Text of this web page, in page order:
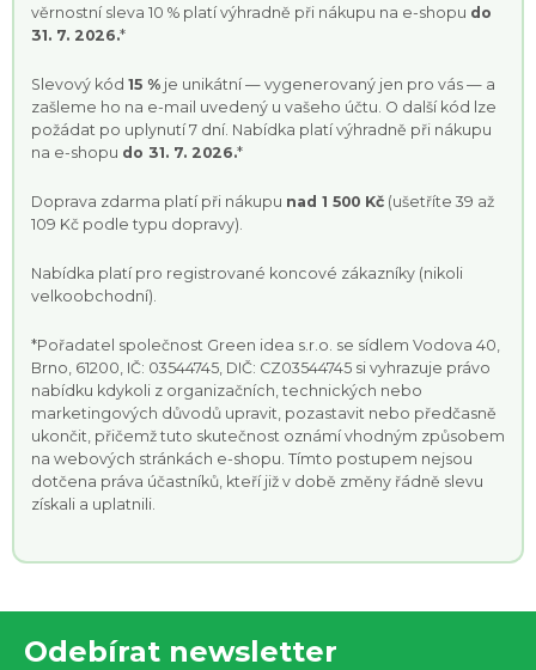
věrnostní sleva 10 % platí výhradně při nákupu na e-shopu do
31. 7. 2026.*
Slevový kód 15 % je unikátní — vygenerovaný jen pro vás — a
zašleme ho na e-mail uvedený u vašeho účtu. O další kód lze
požádat po uplynutí 7 dní. Nabídka platí výhradně při nákupu
na e-shopu do 31. 7. 2026.*
Doprava zdarma platí při nákupu nad 1 500 Kč (ušetříte 39 až
109 Kč podle typu dopravy).
Nabídka platí pro registrované koncové zákazníky (nikoli
velkoobchodní).
*Pořadatel společnost Green idea s.r.o. se sídlem Vodova 40,
Brno, 61200, IČ: 03544745, DIČ: CZ03544745 si vyhrazuje právo
nabídku kdykoli z organizačních, technických nebo
marketingových důvodů upravit, pozastavit nebo předčasně
ukončit, přičemž tuto skutečnost oznámí vhodným způsobem
na webových stránkách e-shopu. Tímto postupem nejsou
dotčena práva účastníků, kteří již v době změny řádně slevu
získali a uplatnili.
Odebírat newsletter